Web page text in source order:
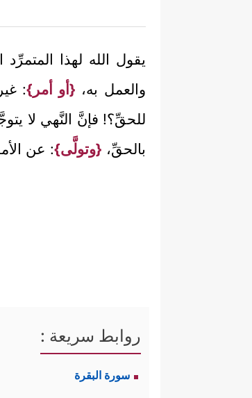
يقول الله لهذا المتمرِّد
والعمل به، {أو أمر}:
للحقِّ؟! فإنَّ النَّهي لا
بالحقِّ، {وتولَّى}: عن
روابط سريعة :
سورة البقرة